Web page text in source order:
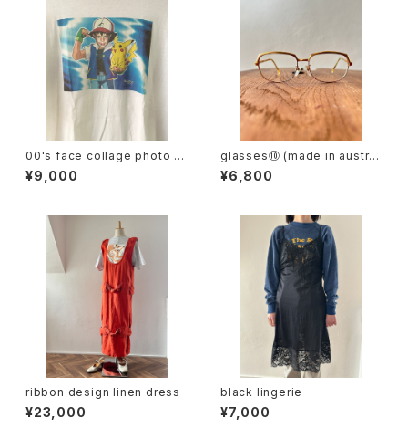
00's face collage photo te
e
¥9,000
glasses⑩ (made in austri
a)
¥6,800
ribbon design linen dress
¥23,000
black lingerie
¥7,000